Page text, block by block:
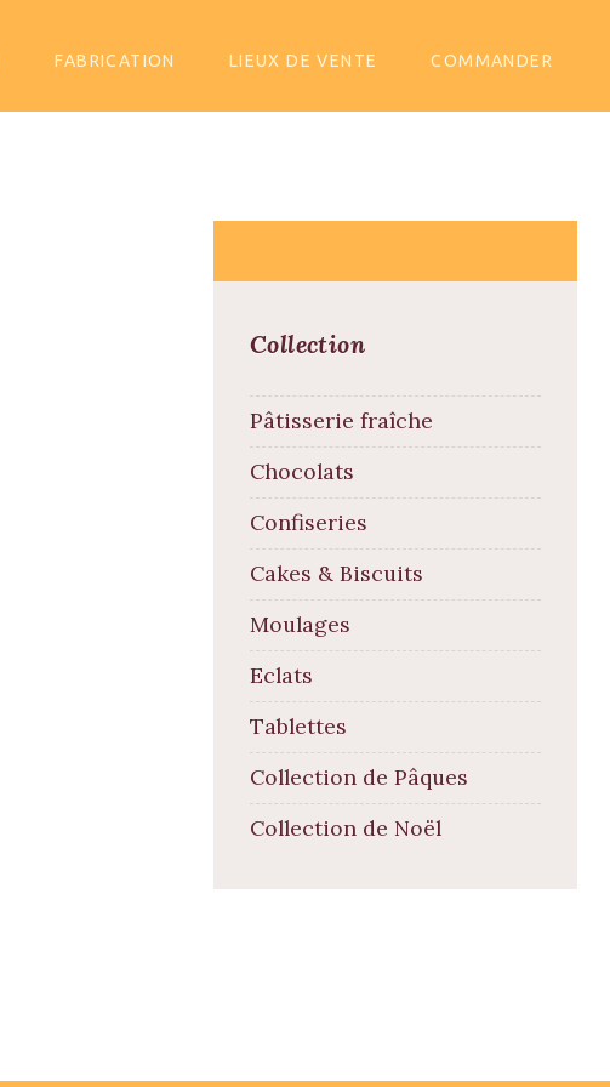
FABRICATION LIEUX DE VENTE COMMANDER
Collection
Pâtisserie fraîche
Chocolats
Confiseries
Cakes & Biscuits
Moulages
Eclats
Tablettes
Collection de Pâques
Collection de Noël